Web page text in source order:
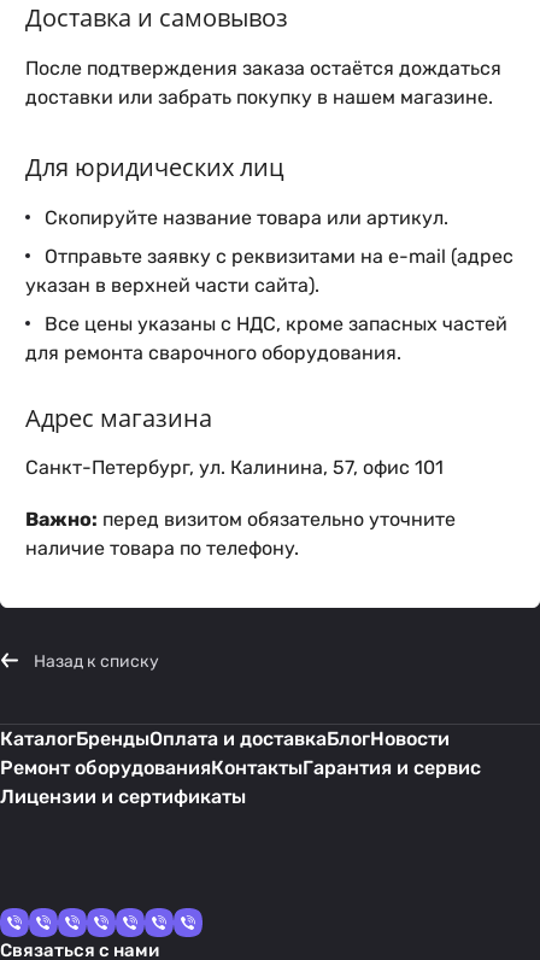
Доставка и самовывоз
После подтверждения заказа остаётся дождаться
доставки или забрать покупку в нашем магазине.
Для юридических лиц
Скопируйте название товара или артикул.
Отправьте заявку с реквизитами на e-mail (адрес
указан в верхней части сайта).
Все цены указаны с НДС, кроме запасных частей
для ремонта сварочного оборудования.
Адрес магазина
Санкт-Петербург, ул. Калинина, 57, офис 101
Важно: перед визитом обязательно уточните
наличие товара по телефону.
Назад к списку
КаталогБрендыОплата и доставкаБлогНовости
Ремонт оборудованияКонтактыГарантия и сервис
Лицензии и сертификаты
Связаться с нами